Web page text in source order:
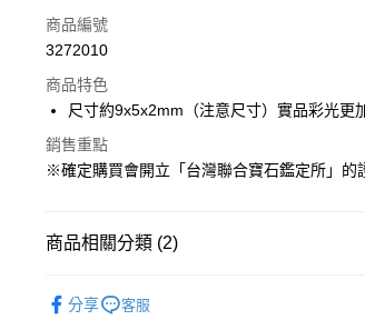
信用卡一次付款
LINE Pay
Apple Pay
商品編號
3272010
商品特色
尺寸約9x5x2mm（注意尺寸）實品彩光更
銷售重點
※確定購買會開立「台灣聯合寶石鑑定所」的
商品相關分類 (2)
分享 客服